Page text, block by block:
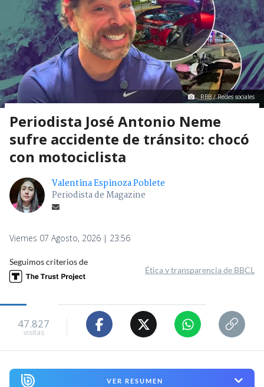
RBB / Redes sociales
Periodista José Antonio Neme
sufre accidente de tránsito: chocó
con motociclista
Valentina Espinoza Poblete
Periodista de Magazine
Viernes 07 Agosto, 2026 | 23:56
Seguimos criterios de
Ética y transparencia de BBCL
47.827
visitas
VER RESUMEN